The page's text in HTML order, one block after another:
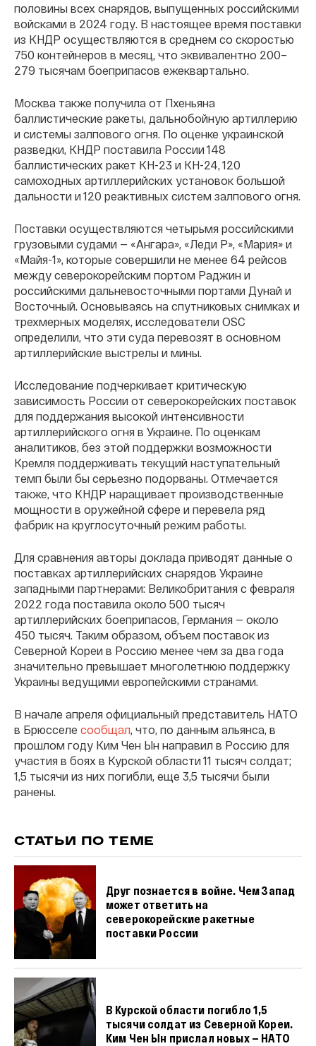
половины всех снарядов, выпущенных российскими
войсками в 2024 году. В настоящее время поставки
из КНДР осуществляются в среднем со скоростью
750 контейнеров в месяц, что эквивалентно 200–
279 тысячам боеприпасов ежеквартально.
Москва также получила от Пхеньяна
баллистические ракеты, дальнобойную артиллерию
и системы залпового огня. По оценке украинской
разведки, КНДР поставила России 148
баллистических ракет КН-23 и КН-24, 120
самоходных артиллерийских установок большой
дальности и 120 реактивных систем залпового огня.
Поставки осуществляются четырьмя российскими
грузовыми судами — «Ангара», «Леди Р», «Мария» и
«Майя-1», которые совершили не менее 64 рейсов
между северокорейским портом Раджин и
российскими дальневосточными портами Дунай и
Восточный. Основываясь на спутниковых снимках и
трехмерных моделях, исследователи OSC
определили, что эти суда перевозят в основном
артиллерийские выстрелы и мины.
Исследование подчеркивает критическую
зависимость России от северокорейских поставок
для поддержания высокой интенсивности
артиллерийского огня в Украине. По оценкам
аналитиков, без этой поддержки возможности
Кремля поддерживать текущий наступательный
темп были бы серьезно подорваны. Отмечается
также, что КНДР наращивает производственные
мощности в оружейной сфере и перевела ряд
фабрик на круглосуточный режим работы.
Для сравнения авторы доклада приводят данные о
поставках артиллерийских снарядов Украине
западными партнерами: Великобритания с февраля
2022 года поставила около 500 тысяч
артиллерийских боеприпасов, Германия — около
450 тысяч. Таким образом, объем поставок из
Северной Кореи в Россию менее чем за два года
значительно превышает многолетнюю поддержку
Украины ведущими европейскими странами.
В начале апреля официальный представитель НАТО
в Брюсселе сообщал , что, по данным альянса, в
прошлом году Ким Чен Ын направил в Россию для
участия в боях в Курской области 11 тысяч солдат;
1,5 тысячи из них погибли, еще 3,5 тысячи были
ранены.
СТАТЬИ ПО ТЕМЕ
Друг познается в войне. Чем Запад
может ответить на
северокорейские ракетные
поставки России
В Курской области погибло 1,5
тысячи солдат из Северной Кореи.
Ким Чен Ын прислал новых — НАТО